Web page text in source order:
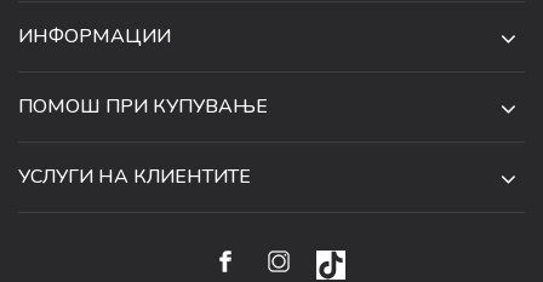
СКОПЈЕ, МАКЕДОНИЈА
070 231 608
ИНФОРМАЦИИ
СОРАБОТКИ
ПОМОШ ПРИ КУПУВАЊЕ
УСЛУГИ НА КЛИЕНТИТЕ
ПРАВО НА ПОВЛЕКУВАЊЕ И ЗАМЕНА НА ПРОИЗВОД